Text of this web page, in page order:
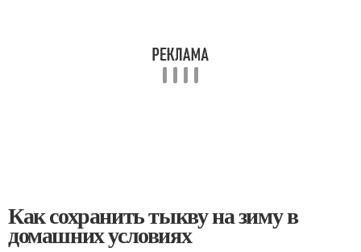
Как сохранить тыкву на зиму в
домашних условиях